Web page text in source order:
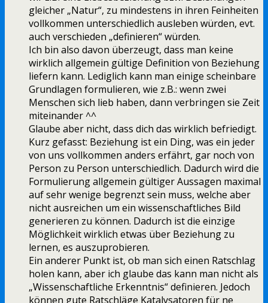
gleicher „Natur“, zu mindestens in ihren Feinheiten
vollkommen unterschiedlich ausleben würden, evt.
auch verschieden „definieren“ würden.
Ich bin also davon überzeugt, dass man keine
wirklich allgemein gültige Definition von Beziehung
liefern kann. Lediglich kann man einige scheinbare
Grundlagen formulieren, wie z.B.: wenn zwei
Menschen sich lieb haben, dann verbringen sie Zeit
miteinander ^^
Glaube aber nicht, dass dich das wirklich befriedigt.
Kurz gefasst: Beziehung ist ein Ding, was ein jeder
von uns vollkommen anders erfährt, gar noch von
Person zu Person unterschiedlich. Dadurch wird die
Formulierung allgemein gültiger Aussagen maximal
auf sehr wenige begrenzt sein muss, welche aber
nicht ausreichen um ein wissenschaftliches Bild
generieren zu können. Dadurch ist die einzige
Möglichkeit wirklich etwas über Beziehung zu
lernen, es auszuprobieren.
Ein anderer Punkt ist, ob man sich einen Ratschlag
holen kann, aber ich glaube das kann man nicht als
„Wissenschaftliche Erkenntnis“ definieren. Jedoch
können gute Ratschläge Katalysatoren für ne